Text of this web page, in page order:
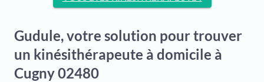
Gudule, votre solution pour trouver
un kinésithérapeute à domicile à
Cugny 02480